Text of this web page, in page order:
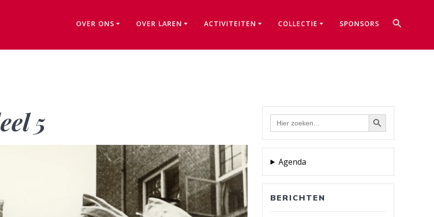
OVER ONS OVER LAREN ACTIVITEITEN COLLECTIE SPONSORS
5 Zoek
naar:
Zoekknop
Agenda
BERICHTEN